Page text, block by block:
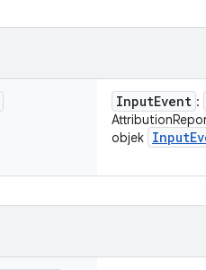
InputEvent :
objek Input